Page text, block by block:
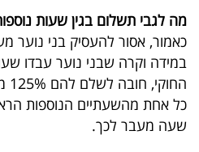
מה לגבי תשלום בגין שעות
כאמור, אסור להעסיק בני נוער
במידה וקרה שבני נוער עבדו
שעה מעבר לכך.